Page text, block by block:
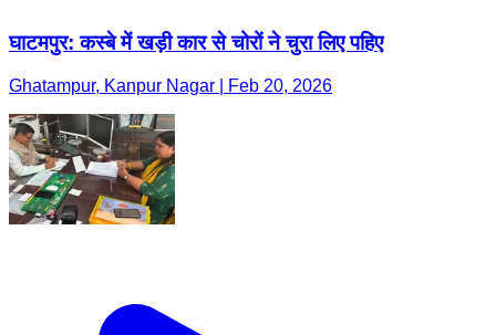
घाटमपुर: कस्बे में खड़ी कार से चोरों ने चुरा लिए पहिए
Ghatampur, Kanpur Nagar | Feb 20, 2026